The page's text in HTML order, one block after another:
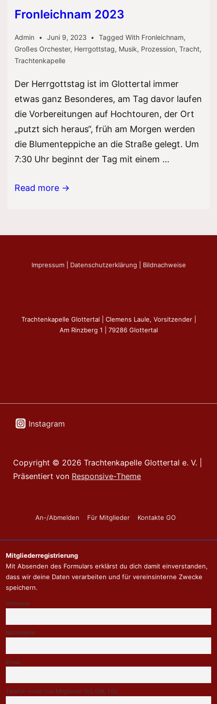
Fronleichnam 2023
Admin Juni 9, 2023 Tagged With Fronleichnam,
Großes Orchester, Herrgottstag, Musik, Prozession, Tracht,
Trachtenkapelle
Der Herrgottstag ist im Glottertal immer
etwas ganz Besonderes, am Tag davor laufen
die Vorbereitungen auf Hochtouren, der Ort
„putzt sich heraus“, früh am Morgen werden
die Blumenteppiche an die Straße gelegt. Um
7:30 Uhr beginnt der Tag mit einem …
Fronleichnam
Read more →
Impressum| Datenschutzerklärung Bildnachweise
Trachtenkapelle Glottertal | Clemens Laule, Vorsitzender |
Am Rinzberg 1 | 79286 Glottertal
Instagram
Copyright © 2026 Trachtenkapelle Glottertal e. V.
Präsentiert von Responsive-Theme
Footer-
An-/Abmelden Für Mitglieder Kontakte GO
Mitgliederregistrierung
Mit Absenden des Formulars erklärst du dich damit einverstanden,
dass wir deine Daten verarbeiten und für vereinsinterne Zwecke
speichern.
Vorname
Nachname
Email
Telefon mobil (nur Mitglieder GO, GM, TG)